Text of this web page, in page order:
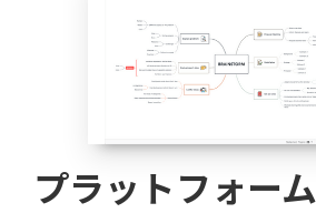
プラットフォーム